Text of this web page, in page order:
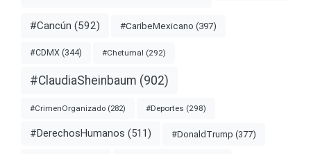
#Cancún (592) #CaribeMexicano (397)
#CDMX (344) #Chetumal (292)
#ClaudiaSheinbaum (902)
#CrimenOrganizado (282) #Deportes (298)
#DerechosHumanos (511) #DonaldTrump (377)